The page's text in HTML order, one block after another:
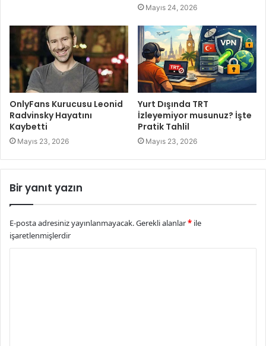
Mayıs 24, 2026
OnlyFans Kurucusu Leonid
Radvinsky Hayatını
Kaybetti
Mayıs 23, 2026
Yurt Dışında TRT
İzleyemiyor musunuz? İşte
Pratik Tahlil
Mayıs 23, 2026
Bir yanıt yazın
E-posta adresiniz yayınlanmayacak.Gerekli alanlar* ile
işaretlenmişlerdir